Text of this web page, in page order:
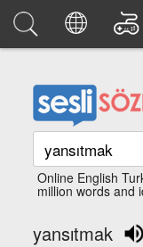
Online English
million words and
yansıtmak